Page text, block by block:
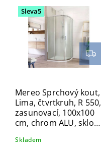
Sleva5
Mereo Sprchový kout,
Lima, čtvrtkruh, R 550,
zasunovací, 100x100
cm, chrom ALU, sklo
Skladem